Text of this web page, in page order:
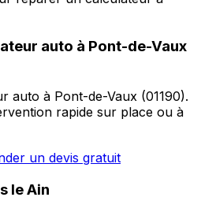
auto à Pont-de-Vaux
auto à Pont-de-Vaux (01190).
rapide sur place ou à
un devis gratuit
leAin